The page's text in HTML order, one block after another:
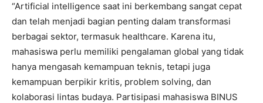
“Artificial intelligence saat ini berkembang sangat cepat
dan telah menjadi bagian penting dalam transformasi
berbagai sektor, termasuk healthcare. Karena itu,
mahasiswa perlu memiliki pengalaman global yang tidak
hanya mengasah kemampuan teknis, tetapi juga
kemampuan berpikir kritis, problem solving, dan
kolaborasi lintas budaya. Partisipasi mahasiswa BINUS